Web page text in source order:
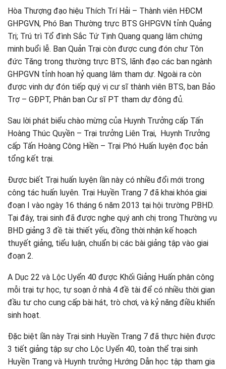
Hòa Thượng đạo hiệu Thích Trí Hải – Thành viên HĐCM
GHPGVN, Phó Ban Thường trực BTS GHPGVN tỉnh Quảng
Trị; Trú trì Tổ đình Sắc Tứ Tịnh Quang quang lâm chứng
minh buổi lễ. Ban Quản Trại còn được cung đón chư Tôn
đức Tăng trong thường trực BTS, lãnh đạo các ban ngành
GHPGVN tỉnh hoan hỷ quang lâm tham dự. Ngoài ra còn
được vinh dự đón tiếp quý vị cư sĩ thành viên BTS, ban Bảo
Trợ – GĐPT, Phân ban Cư sĩ PT tham dự đông đủ.
Sau lời phát biểu chào mừng của Huynh Trưởng cấp Tấn
Hoàng Thúc Quyền – Trại trưởng Liên Trại, Huynh Trưởng
cấp Tấn Hoàng Công Hiền – Trại Phó Huấn luyện đọc bản
tổng kết trại.
Được biết Trại huấn luyện lần này có nhiều đổi mới trong
công tác huấn luyên. Trại Huyền Trang 7 đã khai khóa giai
đoạn I vào ngày 16 tháng 6 năm 2013 tại hội trường PBHD.
Tại đây, trại sinh đã được nghe quý anh chị trong Thường vụ
BHD giảng 3 đề tài thiết yếu, đồng thời nhận kế hoạch
thuyết giảng, tiểu luận, chuẩn bị các bài giảng tập vào giai
đoạn 2.
A Dục 22 và Lộc Uyển 40 được Khối Giảng Huấn phân công
mỗi trại tự học, tự soạn ở nhà 4 đề tài để có nhiều thời gian
đầu tư cho cung cấp bài hát, trò chơi, và kỷ năng điều khiển
sinh hoạt.
Đặc biệt lần này Trại sinh Huyền Trang 7 đã thực hiện được
3 tiết giảng tập sự cho Lộc Uyển 40, toàn thể trại sinh
Huyền Trang và Huynh trưởng Hướng Dẫn học tập tham gia